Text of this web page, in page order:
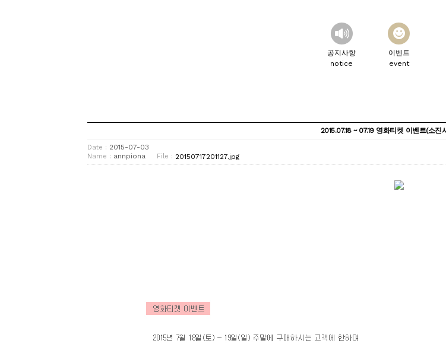
공지사항
notice
이벤트
event
2015.07.18 ~ 07.19 영화티켓 이벤트(소진
Date : 2015-07-03
Name : annpiona File : 20150717201127.jpg